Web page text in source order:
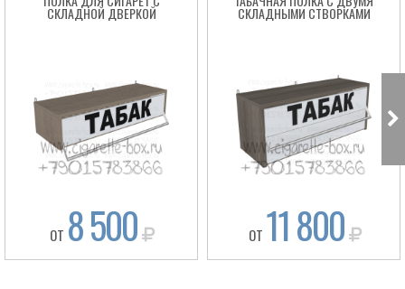
СКЛАДНОЙ ДВЕРКОЙ
ОТ 8 500
СКЛАДНЫМИ СТВОРКАМИ
ОТ 11 800